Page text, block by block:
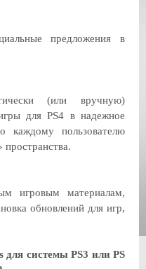
предложения в
(или вручную)
для PS4 в надежное
каждому пользователю
пространства.
игровым материалам,
обновлений для игр,
для системы PS3 или PS